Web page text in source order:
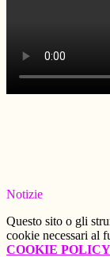
Notizie
Questo sito o gli
cookie necessari al
COOKIE POLICY